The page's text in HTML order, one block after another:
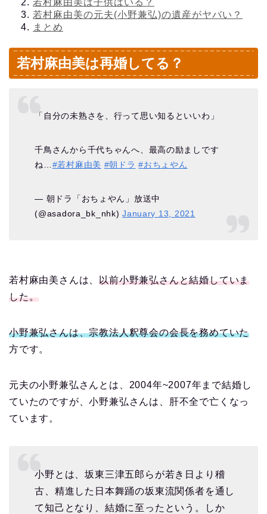
若村麻由美は子供はいる？
若村麻由美の元夫(小野兼弘)の遺産がヤバい？
まとめ
若村麻由美は再婚してる？
「自分の未熟さを、行って思い知るといいわ」
千鳥さんから千代ちゃんへ、最高の励ましです
ね…#若村麻由美 #朝ドラ #おちょやん
— 朝ドラ「おちょやん」放送中
(@asadora_bk_nhk)January 13, 2021
若村麻由美さんは、以前小野兼弘さんと結婚していま
した。
小野兼弘さんは、宗教法人釈尊会の会長を務めていた
方です。
元夫の小野兼弘さんとは、2004年~2007年まで結婚し
ていたのですが、小野兼弘さんは、肝不全で亡くなっ
ています。
小野とは、坂東三津五郎らが若き日より稽
古、精進した日本舞踊の坂東流関係者を通し
て知己となり、結婚に至ったという。しか